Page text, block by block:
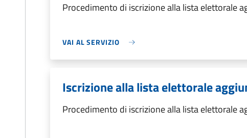
Procedimento di iscrizione alla lista elettorale
VAI AL SERVIZIO
Iscrizione alla lista elettorale
Procedimento di iscrizione alla lista elettorale